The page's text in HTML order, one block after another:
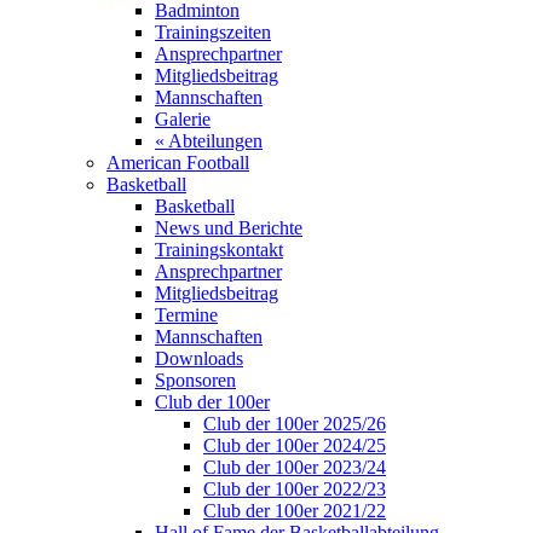
Badminton
Trainingszeiten
Ansprechpartner
Mitgliedsbeitrag
Mannschaften
Galerie
« Abteilungen
American Football
Basketball
Basketball
News und Berichte
Trainingskontakt
Ansprechpartner
Mitgliedsbeitrag
Termine
Mannschaften
Downloads
Sponsoren
Club der 100er
Club der 100er 2025/26
Club der 100er 2024/25
Club der 100er 2023/24
Club der 100er 2022/23
Club der 100er 2021/22